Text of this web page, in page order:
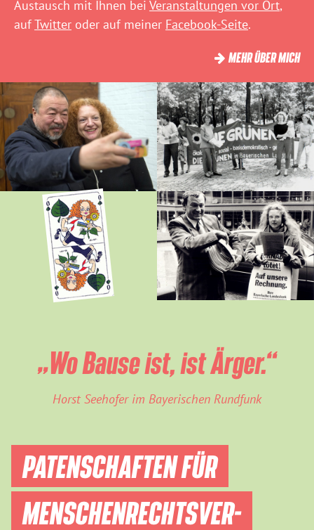
Austausch mit Ihnen bei Veranstaltungen vor Ort,
aufTwitter oder auf meiner Facebook-Seite.
MEHR ÜBER MICH
„Wo Bause ist, ist Ärger.“
Horst Seehofer im Bayerischen Rundfunk
PATENSCHAFTEN FÜR
MENSCHEN­RECHTS­VER­